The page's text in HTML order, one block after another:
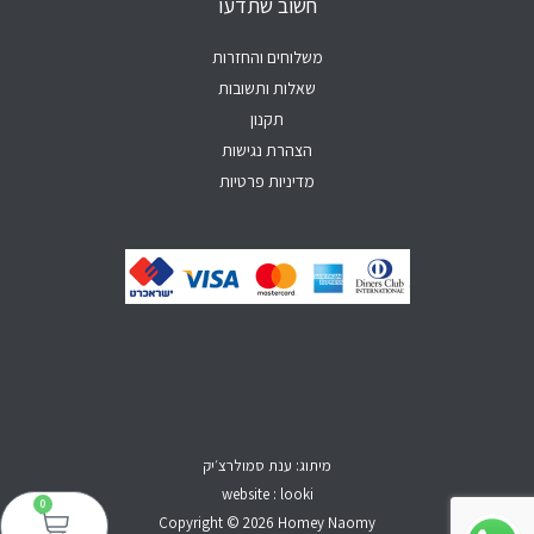
0
משלוחים והחזרות
שאלות ותשובות
תקנון
הצהרת נגישות
מדיניות פרטיות
מיתוג: ענת סמולרצ׳יק
website : looki
Copyright © 2026 Homey Naomy